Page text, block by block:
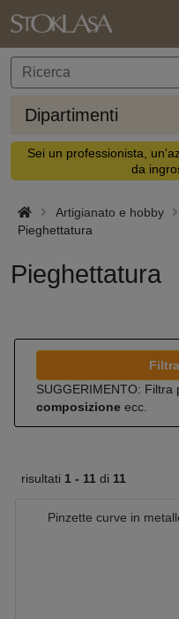
Dipartimenti
Sei un professionista,
da
Artigianato e hobby
Pieghettatura
Pieghettatura
SUGGERIMENTO: Filtra
composizione ecc.
risultati 1 - 11 di 11
Pinzette curve in